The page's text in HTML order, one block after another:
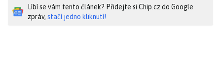
Líbí se vám tento článek? Přidejte si Chip.cz do Google
zpráv, stačí jedno kliknutí!